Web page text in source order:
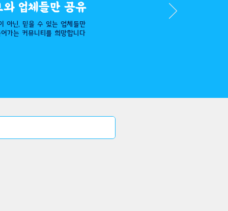
업체들만 공유
아닌, 믿을 수 있는 업체들만
가는 커뮤니티를 희망합니다